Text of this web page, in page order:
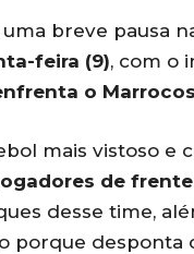
breve pausa
feira (9), com o
o
mais vistoso e
de
desse time,
porque desponta